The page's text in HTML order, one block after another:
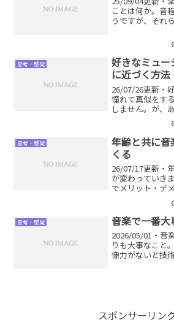
ことは何か。音
うですが、それ
れば無理なくス
思考・感覚
好きなミュー
に近づく方法
26/07/26更新・
憧れて真似をす
しません。が、
うすればよいか
いいのかもあわ
思考・感覚
年齢と共に音
くる
26/07/17更新・
が変わっていき
でメリット・デ
が、トータルで
が大きいでしょ
を積むというこ
す。
思考・感覚 音楽で一番
2026/05/01・音
りも大事なこと
像力がないと技
か？鍛えるため
スポンサーリン